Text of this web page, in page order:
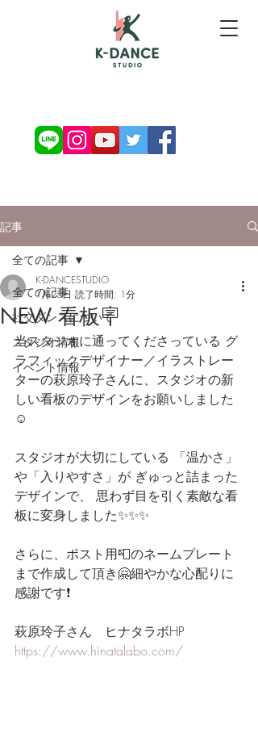
記事
全ての記事
社交ダンスについて
スタジオ情報
イベント情報
全ての記事
NEW 看板🪧
K-DANCESTUDIO
1月23日 読了時間: 1分
当スタジオに通ってくださっている グ
ラフィックデザイナー／イラストレー
ターの萩原玲子さんに、スタジオの新
しい看板のデザインをお願いしました
☺️
スタジオが大切にしている 「温かさ」
や「入りやすさ」が ぎゅっと詰まった
デザインで、 思わず目を引く素敵な看
板に変身しました✨✨✨
さらに、ポスト用📮のネームプレート
まで作成して頂き🤗細やかな心配りに
感謝です❗
萩原玲子さん　ヒナタラボHP
https://www.hinatalabo.com/